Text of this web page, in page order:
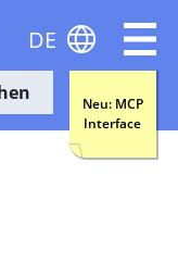
Neu: MCP
Interface
DE